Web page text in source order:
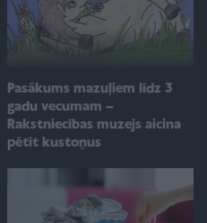
Pasākums mazuļiem līdz 3
gadu vecumam –
Rakstniecības muzejs aicina
pētīt kustoņus